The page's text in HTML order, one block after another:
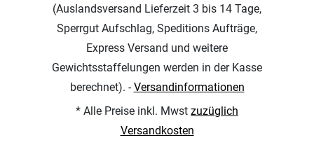
(Auslandsversand Lieferzeit 3 bis 14 Tage,
Sperrgut Aufschlag, Speditions Aufträge,
Express Versand und weitere
Gewichtsstaffelungen werden in der Kasse
berechnet). -Versandinformationen
* Alle Preise inkl. Mwst zuzüglich
Versandkosten